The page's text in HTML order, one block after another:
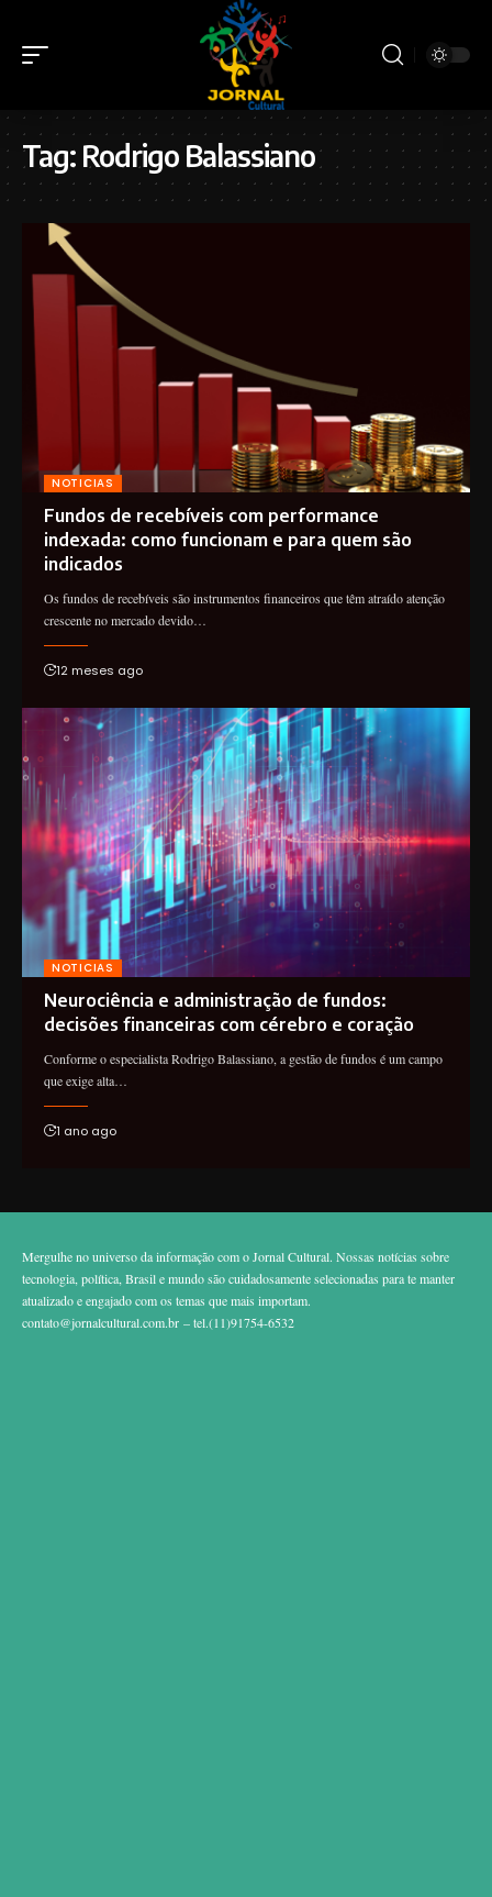
Tag: Rodrigo Balassiano
NOTICIAS
Fundos de recebíveis com performance
indexada: como funcionam e para quem são
indicados
Os fundos de recebíveis são instrumentos financeiros que têm atraído atenção
crescente no mercado devido…
12 meses ago
NOTICIAS
Neurociência e administração de fundos:
decisões financeiras com cérebro e coração
Conforme o especialista Rodrigo Balassiano, a gestão de fundos é um campo
que exige alta…
1 ano ago
Mergulhe no universo da informação com o Jornal Cultural. Nossas notícias sobre
tecnologia, política, Brasil e mundo são cuidadosamente selecionadas para te manter
atualizado e engajado com os temas que mais importam.
contato@jornalcultural.com.br – tel.(11)91754-6532